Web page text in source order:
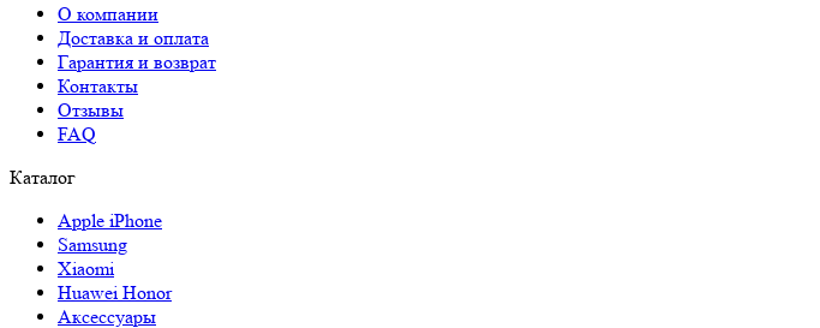
О компании
Доставка и оплата
Гарантия и возврат
Контакты
Отзывы
FAQ
Каталог
Apple iPhone
Samsung
Xiaomi
Huawei Honor
Аксессуары